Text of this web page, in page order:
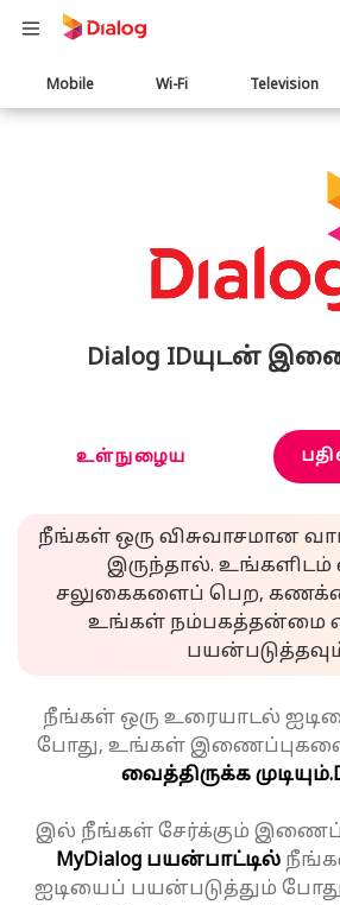
Main
navigation
Mobile Wi-Fi Television
Dialog IDயுடன்
உள்நுழைய
நீங்கள் ஒரு விசுவாசமான
இருந்தால். உங்களிடம்
சலுகைகளைப் பெற,
உங்கள்
நீங்கள் ஒரு உரையாடல்
போது, உங்கள்
வைத்திருக்க முடியும்.
இல் நீங்கள் சேர்க்கும்
MyDialog பயன்பாட்டில்
ஐடியைப் பயன்படுத்தும் போது